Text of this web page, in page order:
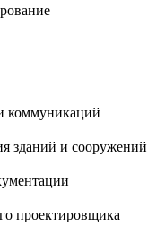
коммуникаций
зданий и сооружений
проектировщика